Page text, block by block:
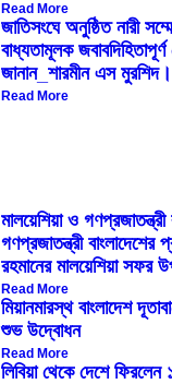
Read More
জাতিসংঘে অনুষ্ঠিত নারী
বাধ্যতামূলক
জানান_শারমীন এস মুরশিদ।
Read More
মালয়েশিয়া ও গণপ্রজাতন্ত্রী
গণপ্রজাতন্ত্রী বাংলাদেশের
রহমানের মালয়েশিয়া সফর
Read More
মিয়ানমারস্থ বাংলাদেশ
শুভ উদ্বোধন
Read More
লিবিয়া থেকে দেশে